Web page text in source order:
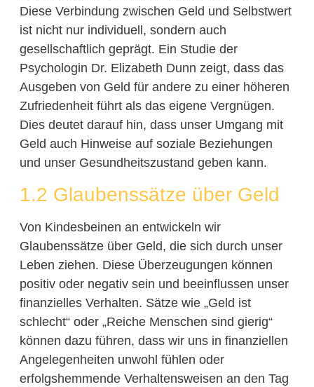
Diese Verbindung zwischen Geld und Selbstwert
ist nicht nur individuell, sondern auch
gesellschaftlich geprägt. Ein Studie der
Psychologin Dr. Elizabeth Dunn zeigt, dass das
Ausgeben von Geld für andere zu einer höheren
Zufriedenheit führt als das eigene Vergnügen.
Dies deutet darauf hin, dass unser Umgang mit
Geld auch Hinweise auf soziale Beziehungen
und unser Gesundheitszustand geben kann.
1.2 Glaubenssätze über Geld
Von Kindesbeinen an entwickeln wir
Glaubenssätze über Geld, die sich durch unser
Leben ziehen. Diese Überzeugungen können
positiv oder negativ sein und beeinflussen unser
finanzielles Verhalten. Sätze wie „Geld ist
schlecht“ oder „Reiche Menschen sind gierig“
können dazu führen, dass wir uns in finanziellen
Angelegenheiten unwohl fühlen oder
erfolgshemmende Verhaltensweisen an den Tag